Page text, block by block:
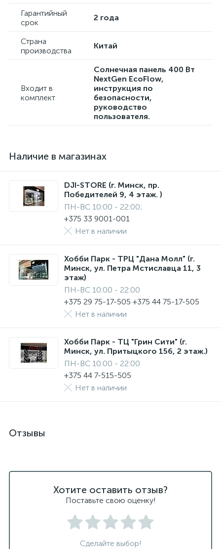
Гарантийный
срок
2 года
Страна
производства
Китай
Входит в
комплект
Солнечная панель 400 Вт
NextGen EcoFlow,
инструкция по
безопасности,
руководство
пользователя.
Наличие в магазинах
DJI-STORE (г. Минск, пр.
Победителей 9, 4 этаж. )
ПН-ВС 10:00 - 22:00;
+375 33 9001-001
Нет в наличии
Хобби Парк - ТРЦ "Дана Молл" (г.
Минск, ул. Петра Мстиславца 11, 3
этаж)
ПН-ВС 10:00 - 22:00
+375 29 75-17-505 +375 44 75-17-505
Нет в наличии
Хобби Парк - ТЦ "Грин Сити" (г.
Минск, ул. Притыцкого 156, 2 этаж.)
ПН-ВС 10:00 - 22:00
+375 44 7-515-505
Нет в наличии
Отзывы
Хотите оставить отзыв?
Поставьте свою оценку!
Сделайте выбор!